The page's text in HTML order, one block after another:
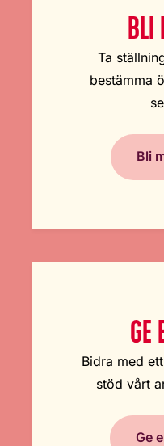
BLI
Ta
bestämma
Bli
GE
Bidra med
stöd vårt
Ge